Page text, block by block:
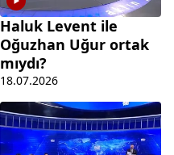
Haluk Levent ile
Oğuzhan Uğur ortak
mıydı?
18.07.2026